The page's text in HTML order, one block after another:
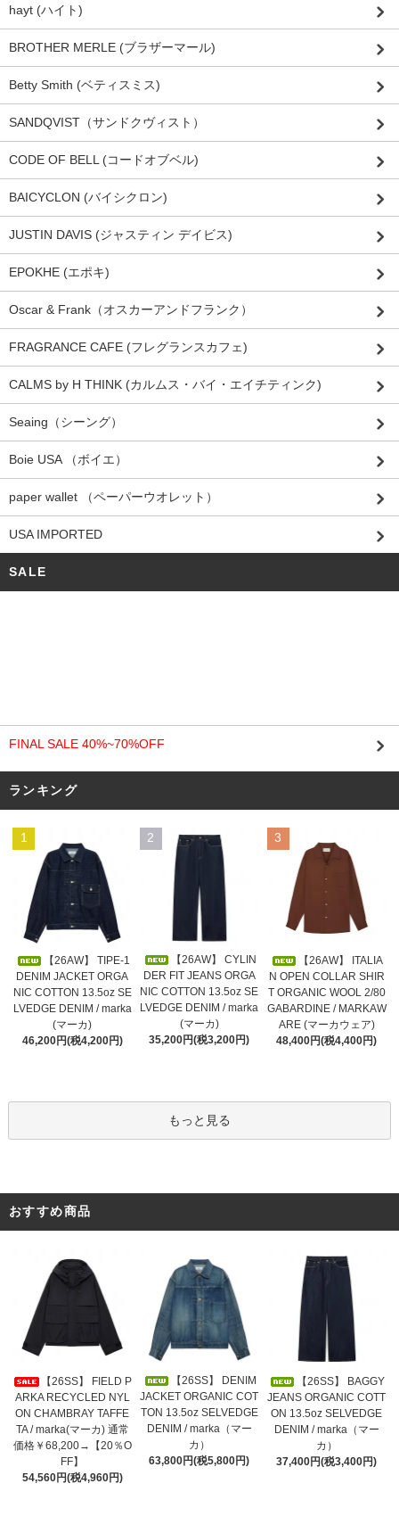
hayt (ハイト)
BROTHER MERLE (ブラザーマール)
Betty Smith (ベティスミス)
SANDQVIST（サンドクヴィスト）
CODE OF BELL (コードオブベル)
BAICYCLON (バイシクロン)
JUSTIN DAVIS (ジャスティン デイビス)
EPOKHE (エポキ)
Oscar & Frank（オスカーアンドフランク）
FRAGRANCE CAFE (フレグランスカフェ)
CALMS by H THINK (カルムス・バイ・エイチティンク)
Seaing（シーング）
Boie USA （ボイエ）
paper wallet （ペーパーウオレット）
USA IMPORTED
SALE
FINAL SALE 40%~70%OFF
ランキング
1
【26AW】 TIPE-1
DENIM JACKET ORGA
NIC COTTON 13.5oz SE
LVEDGE DENIM / marka
(マーカ)
46,200円(税4,200円)
2
【26AW】 CYLIN
DER FIT JEANS ORGA
NIC COTTON 13.5oz SE
LVEDGE DENIM / marka
(マーカ)
35,200円(税3,200円)
3
【26AW】 ITALIA
N OPEN COLLAR SHIR
T ORGANIC WOOL 2/80
GABARDINE / MARKAW
ARE (マーカウェア)
48,400円(税4,400円)
もっと見る
おすすめ商品
【26SS】 FIELD P
ARKA RECYCLED NYL
ON CHAMBRAY TAFFE
TA / marka(マーカ) 通常
価格￥68,200→【20％O
FF】
54,560円(税4,960円)
【26SS】 DENIM
JACKET ORGANIC COT
TON 13.5oz SELVEDGE
DENIM / marka（マー
カ）
63,800円(税5,800円)
【26SS】 BAGGY
JEANS ORGANIC COTT
ON 13.5oz SELVEDGE
DENIM / marka（マー
カ）
37,400円(税3,400円)